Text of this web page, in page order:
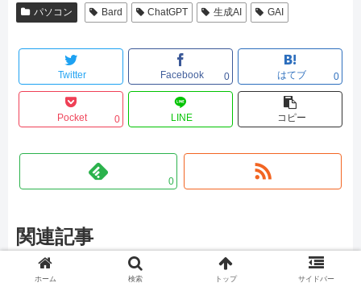
パソコン Bard ChatGPT 生成AI GAI
Twitter Facebook 0 はてブ 0
Pocket 0 LINE コピー
0
関連記事
パソコン パソコン
ホーム 検索 トップ サイドバー